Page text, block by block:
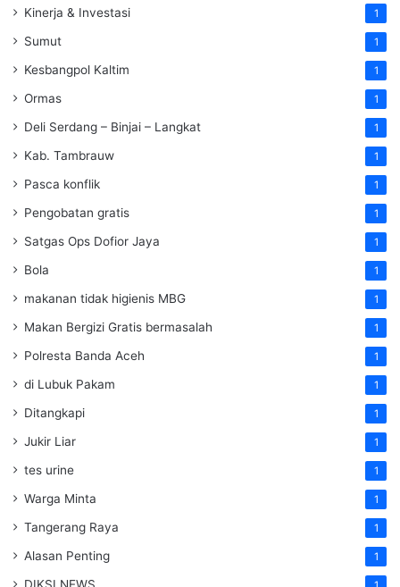
Kinerja & Investasi 1
Sumut 1
Kesbangpol Kaltim 1
Ormas 1
Deli Serdang – Binjai – Langkat 1
Kab. Tambrauw 1
Pasca konflik 1
Pengobatan gratis 1
Satgas Ops Dofior Jaya 1
Bola 1
makanan tidak higienis MBG 1
Makan Bergizi Gratis bermasalah 1
Polresta Banda Aceh 1
di Lubuk Pakam 1
Ditangkapi 1
Jukir Liar 1
tes urine 1
Warga Minta 1
Tangerang Raya 1
Alasan Penting 1